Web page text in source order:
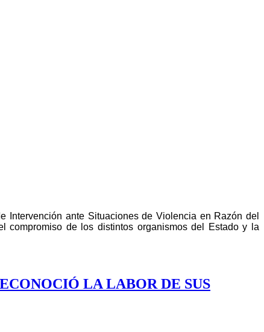
Intervención ante Situaciones de Violencia en Razón del
compromiso de los distintos organismos del Estado y la
LA LABOR DE SUS